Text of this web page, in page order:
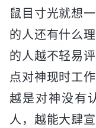
鼠目寸光就想
的人还有什么
的人越不轻易
点对神现时工
越是对神没有
人，越能大肆